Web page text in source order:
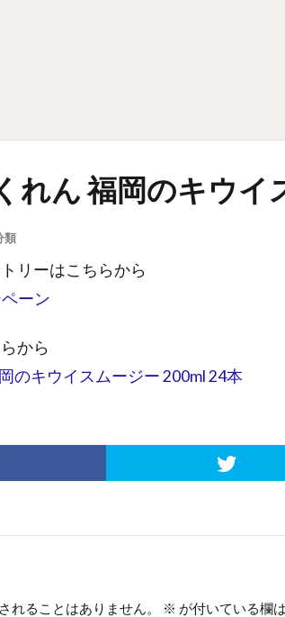
れん 福岡のキウイ
類
リーはこちらから
ーン
から
のキウイスムージー 200ml 24本
れることはありません。 ※ が付いている欄